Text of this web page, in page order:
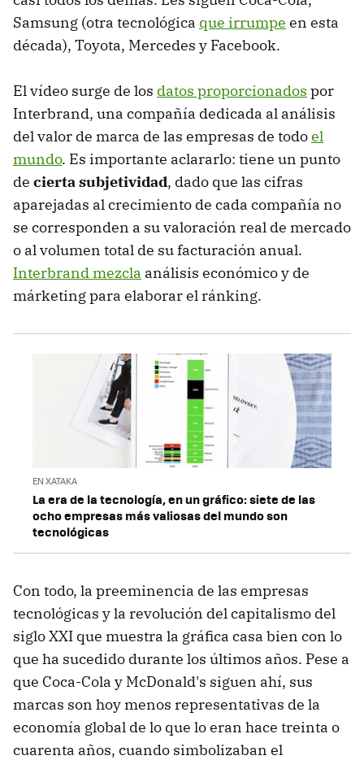
Samsung (otra tecnológica que irrumpe en esta
década), Toyota, Mercedes y Facebook.
El vídeo surge de los datos proporcionados por
Interbrand, una compañía dedicada al análisis
del valor de marca de las empresas de todoel
mundo. Es importante aclararlo: tiene un punto
de cierta subjetividad, dado que las cifras
aparejadas al crecimiento de cada compañía no
se corresponden a su valoración real de mercado
o al volumen total de su facturación anual.
Interbrand mezcla análisis económico y de
márketing para elaborar el ránking.
EN XATAKA
La era de la tecnología, en un gráfico: siete de las
ocho empresas más valiosas del mundo son
tecnológicas
Con todo, la preeminencia de las empresas
tecnológicas y la revolución del capitalismo del
siglo XXI que muestra la gráfica casa bien con lo
que ha sucedido durante los últimos años. Pese a
que Coca-Cola y McDonald's siguen ahí, sus
marcas son hoy menos representativas de la
economía global de lo que lo eran hace treinta o
cuarenta años, cuando simbolizaban el